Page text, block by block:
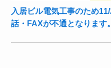
入居ビル電気工事のため
話・FAXが不通となります。